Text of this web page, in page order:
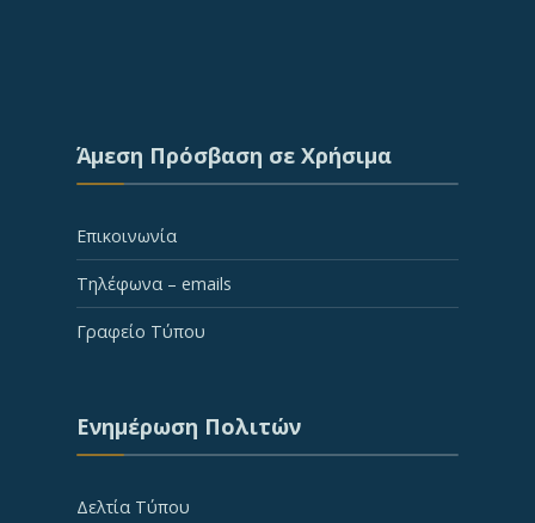
Άμεση Πρόσβαση σε Χρήσιμα
Επικοινωνία
Τηλέφωνα – emails
Γραφείο Τύπου
Ενημέρωση Πολιτών
Δελτία Τύπου